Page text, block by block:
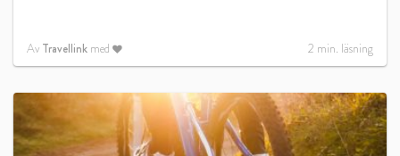
Av Travellink med 2 min. läsning